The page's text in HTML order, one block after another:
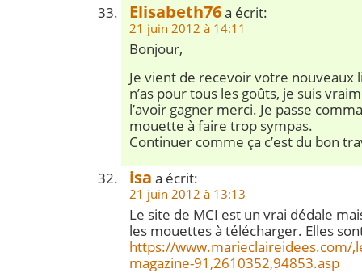
Elisabeth76a écrit:
21 juin 2012 à 14:11
Bonjour,
Je vient de recevoir votre nouveaux
n’as pour tous les goûts, je suis
l’avoir gagner merci. Je passe
mouette à faire trop sympas.
Continuer comme ça c’est du bon
isa a écrit:
21 juin 2012 à 13:13
Le site de MCI est un vrai dédale
les mouettes à télécharger. Elles
https://www.marieclaireidees.com/
magazine-91,2610352,94853.asp